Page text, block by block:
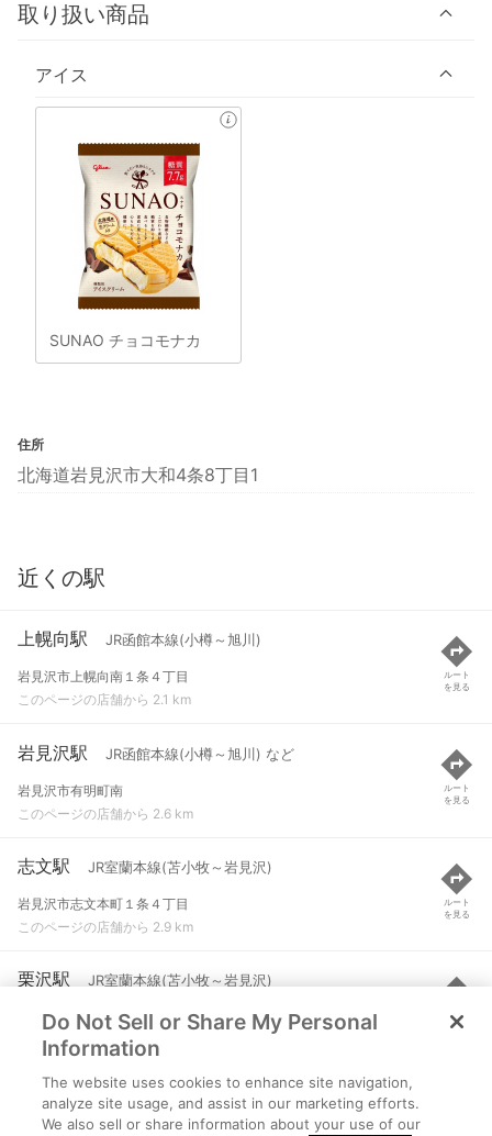
取り扱い商品
アイス
SUNAO チョコモナカ
住所
北海道岩見沢市大和4条8丁目1
近くの駅
上幌向駅 JR函館本線(小樽～旭川)
岩見沢市上幌向南１条４丁目
このページの店舗から 2.1 km
ルート
を見る
岩見沢駅 JR函館本線(小樽～旭川) など
岩見沢市有明町南
このページの店舗から 2.6 km
ルート
を見る
志文駅 JR室蘭本線(苫小牧～岩見沢)
岩見沢市志文本町１条４丁目
このページの店舗から 2.9 km
ルート
を見る
栗沢駅 JR室蘭本線(苫小牧～岩見沢)
岩見沢市栗沢町本町
このページの店舗から 7.1 km
ルート
を見る
幌向駅 JR函館本線(小樽～旭川)
岩見沢市幌向南１条３丁目
Do Not Sell or Share My Personal
Information
The website uses cookies to enhance site navigation,
analyze site usage, and assist in our marketing efforts.
We also sell or share information about your use of our